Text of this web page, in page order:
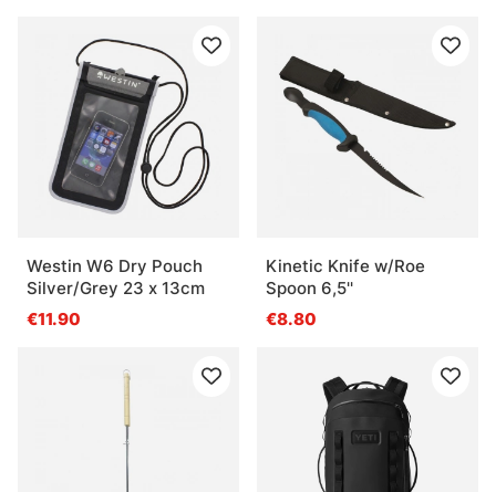
Westin W6 Dry Pouch
Silver/Grey 23 x 13cm
€11.90
Kinetic Knife w/Roe
Spoon 6,5''
€8.80